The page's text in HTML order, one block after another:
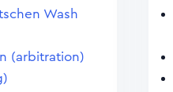
Wash
(arbitration)